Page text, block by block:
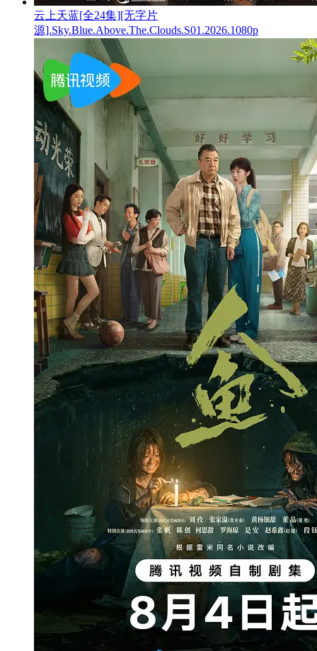
云上天蓝[全24集][无字片
源].Sky.Blue.Above.The.Clouds.S01.2026.1080p